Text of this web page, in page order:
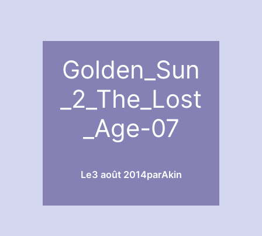
Golden_Sun
_2_The_Lost
_Age-07
Le3 août 2014parAkin